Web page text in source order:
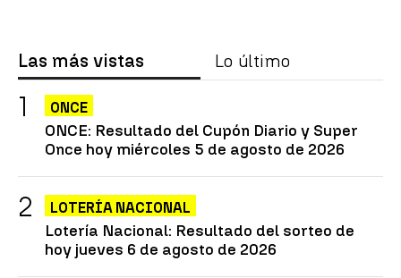
Las más vistas Lo último
ONCE
ONCE: Resultado del Cupón Diario y Super
Once hoy miércoles 5 de agosto de 2026
LOTERÍA NACIONAL
Lotería Nacional: Resultado del sorteo de
hoy jueves 6 de agosto de 2026